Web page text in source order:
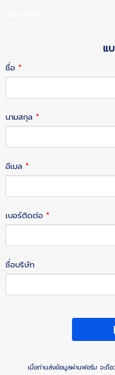
แ
ชื่อ*
นามสกุล*
อีเมล*
เบอร์ติดต่อ*
ชื่อบริษัท
เมื่อท่านส่งข้อมูลผ่านฟอร์ม จะถือ